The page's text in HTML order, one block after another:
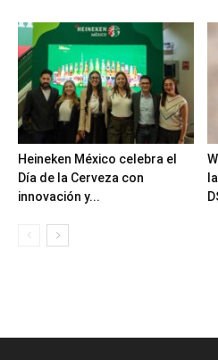
Heineken México celebra el
Día de la Cerveza con
innovación y...